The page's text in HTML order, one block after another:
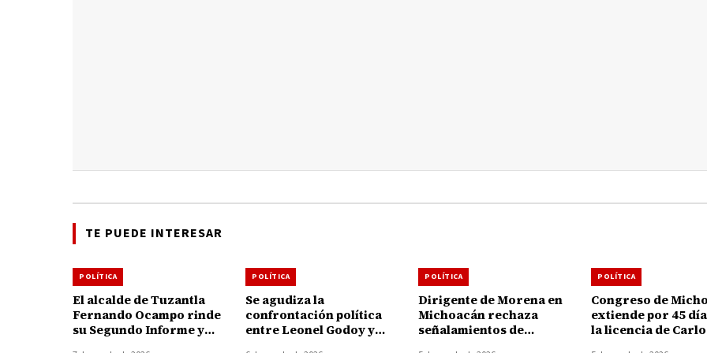
TE PUEDE INTERESAR
POLÍTICA
El alcalde de Tuzantla
Fernando Ocampo rinde
su Segundo Informe y
POLÍTICA
Se agudiza la
confrontación política
entre Leonel Godoy y
POLÍTICA
Dirigente de Morena en
Michoacán rechaza
señalamientos de
POLÍTICA
Congreso de
extiende por 45
la licencia de